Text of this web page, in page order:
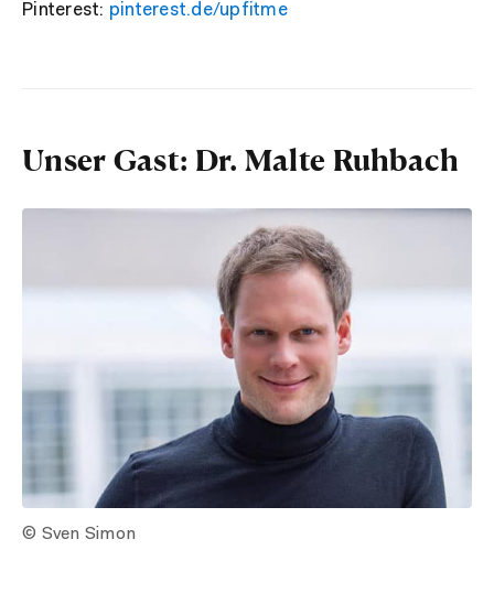
Pinterest: pinterest.de/upfitme
Unser Gast: Dr. Malte Ruhbach
© Sven Simon